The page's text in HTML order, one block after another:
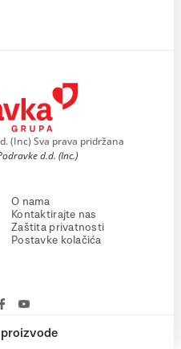
(Inc) Sva prava pridržana
d.d. (Inc.)
O nama
Kontaktirajte nas
Zaštita privatnosti
Postavke kolačića